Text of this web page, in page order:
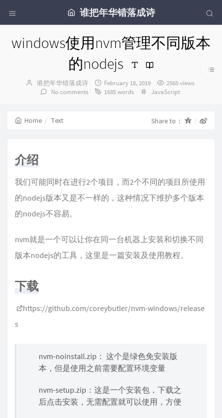
谁把年华错落成诗
windows使用nvm管理不同版本
的nodejs
Author：
谁把年华错落成诗
发
布
February 18, 2019
2565 views
No comments
1685 words Categories：
JavaScript
Home Text Share to：
介绍
我们可能同时在进行2个项目，而2个不同的项目所使用
的nodejs版本又是不一样的，这种情况下维护多个版本
的nodejs不容易。
nvm就是一个可以让你在同一台机器上安装和切换不同
版本nodejs的工具，这里是一篇安装及使用教程。
下载
https://github.com/coreybutler/nvm-windows/release
s
nvm-noinstall.zip： 这个是绿色免安装版
本，但是使用之前需要配置环境变量
nvm-setup.zip：这是一个安装包，下载之
后点击安装，无需配置就可以使用，方便